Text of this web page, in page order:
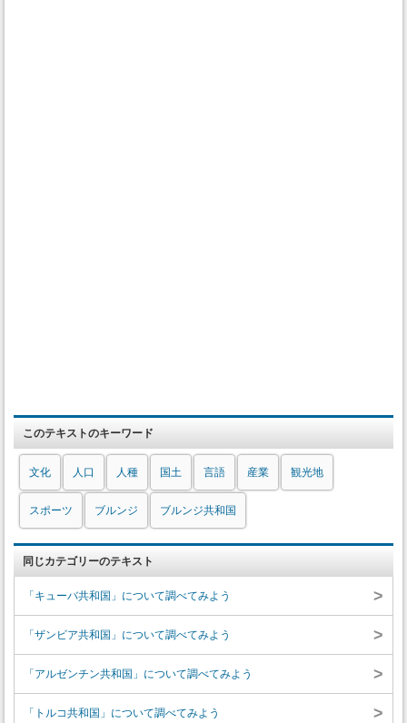
このテキストのキーワード
文化 人口 人種 国土 言語 産業 観光地
スポーツ ブルンジ ブルンジ共和国
同じカテゴリーのテキスト
「キューバ共和国」について調べてみよう >
「ザンビア共和国」について調べてみよう >
「アルゼンチン共和国」について調べてみよう >
「トルコ共和国」について調べてみよう >